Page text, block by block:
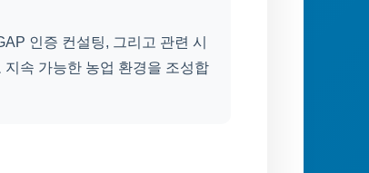
인증 컨설팅, 그리고 관련 시
속 가능한 농업 환경을 조성합